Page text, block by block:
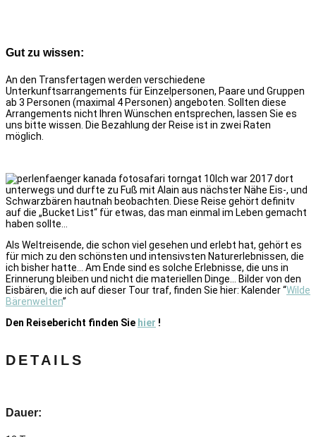
Gut zu wissen:
An den Transfertagen werden verschiedene
Unterkunftsarrangements für Einzelpersonen, Paare und Gruppen
ab 3 Personen (maximal 4 Personen) angeboten. Sollten diese
Arrangements nicht Ihren Wünschen entsprechen, lassen Sie es
uns bitte wissen. Die Bezahlung der Reise ist in zwei Raten
möglich.
Ich war 2017 dort
unterwegs und durfte zu Fuß mit Alain aus nächster Nähe Eis-, und
Schwarzbären hautnah beobachten. Diese Reise gehört definitv
auf die „Bucket List“ für etwas, das man einmal im Leben gemacht
haben sollte…
Als Weltreisende, die schon viel gesehen und erlebt hat, gehört es
für mich zu den schönsten und intensivsten Naturerlebnissen, die
ich bisher hatte… Am Ende sind es solche Erlebnisse, die uns in
Erinnerung bleiben und nicht die materiellen Dinge… Bilder von den
Eisbären, die ich auf dieser Tour traf, finden Sie hier: Kalender “Wilde
Bärenwelten”
Den Reisebericht finden Sie hier !
DETAILS
Dauer: